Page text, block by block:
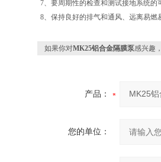
7、要周期性的检查和测试接地系统的
8、保持良好的排气和通风、远离易燃
如果你对MK25铝合金隔膜泵感兴趣
产品：
您的单位：